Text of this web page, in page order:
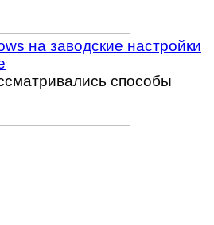
на заводские настройки
способы